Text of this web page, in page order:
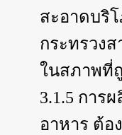
สะอาดบริ
กระทรวง
ในสภาพที่
3.1.5 การ
อาหาร ต้อ